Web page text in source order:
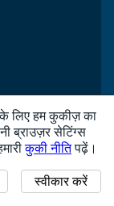
में सक्षम हो
लिए हम कुकीज़ का
ब्राउज़र सेटिंग्स
कुकी नीतिपढ़ें।
स्वीकार करें